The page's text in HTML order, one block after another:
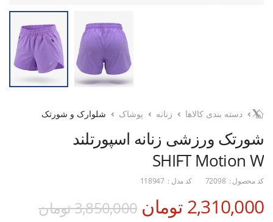
دسته بندی کالاها زنانه پوشاک شلوارک و شورتک
شورتک ورزشی زنانه اسپورتلند
SHIFT Motion W
کد محصول : 72098 کد مدل : 118947
2,310,000 تومان 3,850,000 تومان